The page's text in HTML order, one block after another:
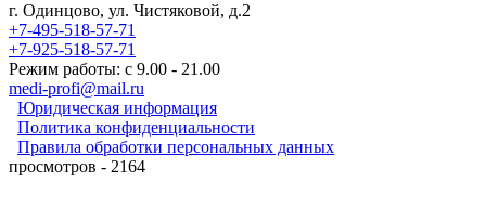
г. Одинцово, ул. Чистяковой, д.2
+7-495-518-57-71
+7-925-518-57-71
Режим работы: с 9.00 - 21.00
medi-profi@mail.ru
Юридическая информация
Политика конфиденциальности
Правила обработки персональных данных
просмотров - 2164